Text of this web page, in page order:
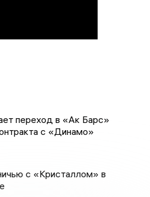
переход в «Ак Барс»
с «Динамо»
с «Кристаллом» в